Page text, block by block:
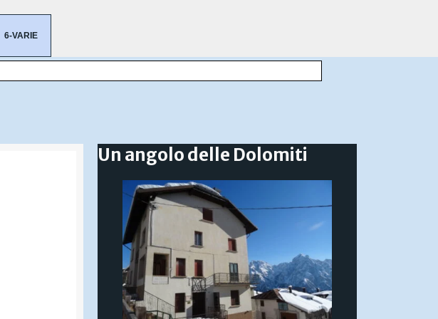
▼
6-VARIE
Un angolo delle Dolomiti
Ti aspettiamo...
in Val Comelico